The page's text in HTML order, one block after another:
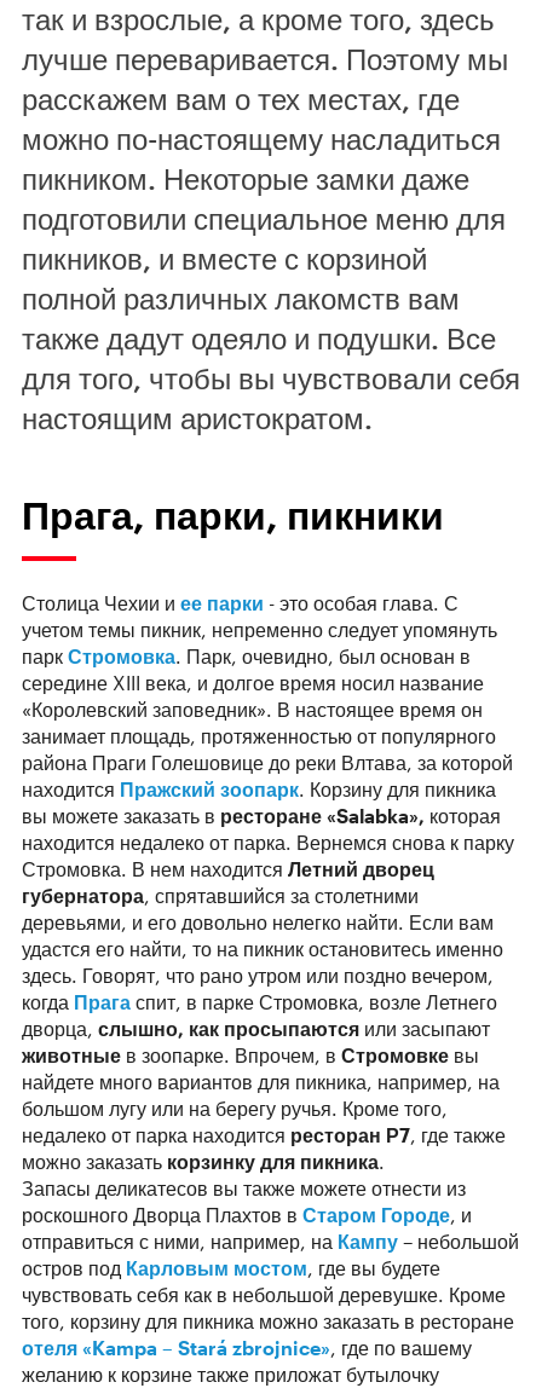
так и взрослые, а кроме того, здесь
лучше переваривается. Поэтому мы
расскажем вам о тех местах, где
можно по-настоящему насладиться
пикником. Некоторые замки даже
подготовили специальное меню для
пикников, и вместе с корзиной
полной различных лакомств вам
также дадут одеяло и подушки. Все
для того, чтобы вы чувствовали себя
настоящим аристократом.
Прага, парки, пикники
Столица Чехии и ее парки - это особая глава. С
учетом темы пикник, непременно следует упомянуть
парк Стромовка. Парк, очевидно, был основан в
середине XIII века, и долгое время носил название
«Королевский заповедник». В настоящее время он
занимает площадь, протяженностью от популярного
района Праги Голешовице до реки Влтава, за которой
находится Пражский зоопарк. Корзину для пикника
вы можете заказать в ресторане «Salabka», которая
находится недалеко от парка. Вернемся снова к парку
Стромовка. В нем находится Летний дворец
губернатора, спрятавшийся за столетними
деревьями, и его довольно нелегко найти. Если вам
удастся его найти, то на пикник остановитесь именно
здесь. Говорят, что рано утром или поздно вечером,
когда Прага спит, в парке Стромовка, возле Летнего
дворца, слышно, как просыпаются или засыпают
животные в зоопарке. Впрочем, в Стромовке вы
найдете много вариантов для пикника, например, на
большом лугу или на берегу ручья. Кроме того,
недалеко от парка находится ресторан Р7, где также
можно заказать корзинку для пикника.
Запасы деликатесов вы также можете отнести из
роскошного Дворца Плахтов в Старом Городе, и
отправиться с ними, например, на Кампу – небольшой
остров под Карловым мостом, где вы будете
чувствовать себя как в небольшой деревушке. Кроме
того, корзину для пикника можно заказать в ресторане
отеля «Kampa – Stará zbrojnice», где по вашему
желанию к корзине также приложат бутылочку